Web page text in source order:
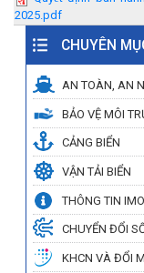
2025.pdf
CHUYÊN
AN TOÀN, AN
BẢO VỆ MÔI
CẢNG BIỂN
VẬN TẢI BIỂN
THÔNG TIN IMO
CHUYỂN ĐỔI
KHCN VÀ ĐỔI